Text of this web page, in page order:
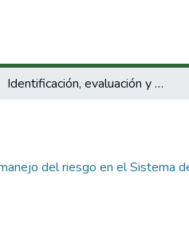
Identificación, evaluación y manejo del riesgo en el Sistema de Abastecimiento de agua de la red baja de la ciudad de Cali, enmarcados en un Plan de Seguridad del Agua (PSA).
del riesgo en el Sistema